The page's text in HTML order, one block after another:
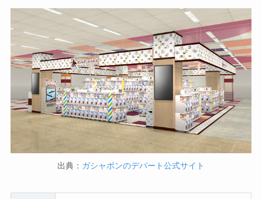
出典： ガシャポンのデパート公式サイト